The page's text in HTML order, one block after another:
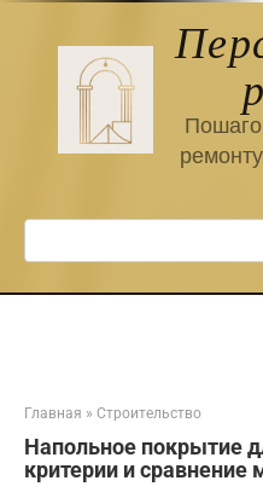
Поиск:
Главная » Строительство
Напольное покрытие
критерии и сравнение